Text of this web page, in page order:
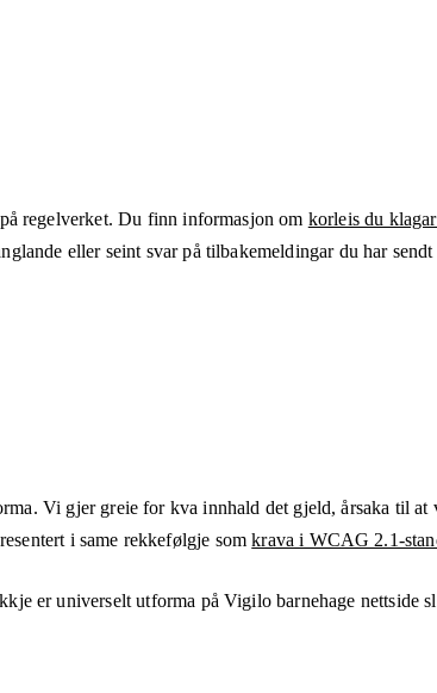
regelverket. Du finn informasjon om korleis du
eller seint svar på tilbakemeldingar du har
Vi gjer greie for kva innhald det gjeld, årsaka til
i same rekkefølgje somkrava i WCAG 2.1-
er universelt utforma påVigilo barnehage nettside